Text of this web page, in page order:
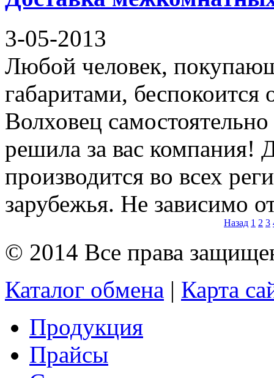
3-05-2013
Любой человек,
габаритами, беспокоится
Волховец
решила за вас компания!
производится во всех
зарубежья. Не зависимо
Назад 1 2 3
© 2014 Все права
Каталог обмена | Карта
Продукция
Прайсы